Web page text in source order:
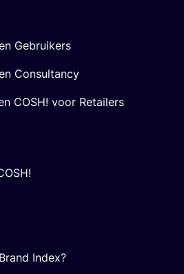
Gebruikers
Consultancy
COSH! voor Retailers
Index?